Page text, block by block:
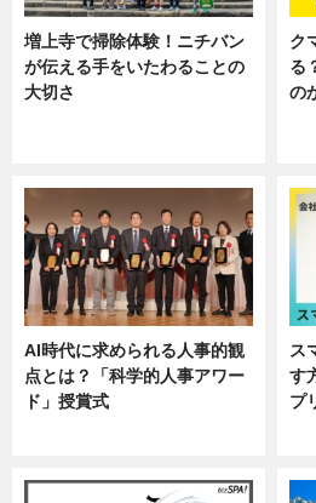
増上寺で掃除体験！ニチバン
が伝える手をいたわることの
大切さ
ク
る
の
AI時代に求められる人事的観
点とは？「科学的人事アワー
ド」授賞式
ス
す
プ